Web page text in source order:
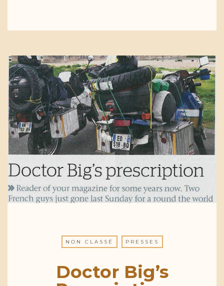
NON CLASSÉ PRESSES
Doctor Big’s